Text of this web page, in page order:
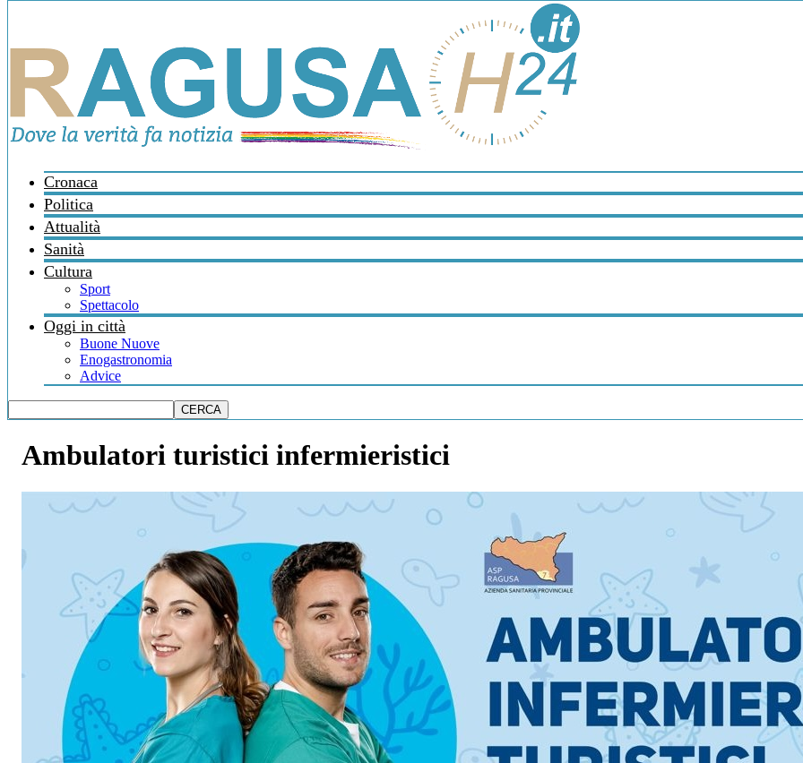
Cronaca
Politica
Attualità
Sanità
Cultura
Sport
Spettacolo
Oggi in città
Buone Nuove
Enogastronomia
Advice
Ambulatori turistici infermieristici